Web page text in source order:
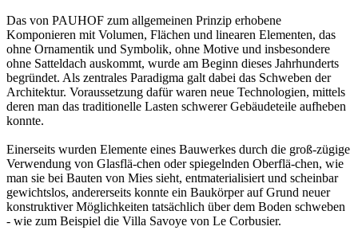
Das von PAUHOF zum allgemeinen Prinzip erhobene
Komponieren mit Volumen, Flächen und linearen Elementen, das
ohne Ornamentik und Symbolik, ohne Motive und insbesondere
ohne Satteldach auskommt, wurde am Beginn dieses Jahrhunderts
begründet. Als zentrales Paradigma galt dabei das Schweben der
Architektur. Voraussetzung dafür waren neue Technologien, mittels
deren man das traditionelle Lasten schwerer Gebäudeteile aufheben
konnte.
Einerseits wurden Elemente eines Bauwerkes durch die groß-zügige
Verwendung von Glasflä-chen oder spiegelnden Oberflä-chen, wie
man sie bei Bauten von Mies sieht, entmaterialisiert und scheinbar
gewichtslos, andererseits konnte ein Baukörper auf Grund neuer
konstruktiver Möglichkeiten tatsächlich über dem Boden schweben
- wie zum Beispiel die Villa Savoye von Le Corbusier.